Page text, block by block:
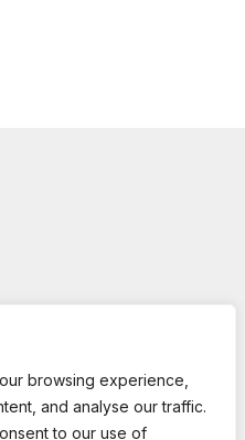
browsing experience,
and analyse our traffic.
to our use of